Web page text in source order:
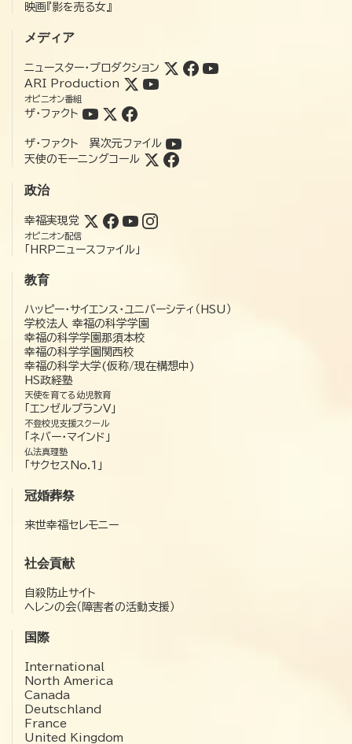
映画『影を売る女』
メディア
ニュースター・プロダクション
ARI Production
オピニオン番組
ザ・ファクト
ザ・ファクト 異次元ファイル
天使のモーニングコール
政治
幸福実現党
オピニオン配信
「HRPニュースファイル」
教育
ハッピー・サイエンス・ユニバーシティ（HSU）
学校法人 幸福の科学学園
幸福の科学学園那須本校
幸福の科学学園関西校
幸福の科学大学(仮称/現在構想中)
HS政経塾
天使を育てる幼児教育
「エンゼルプランV」
不登校児支援スクール
「ネバー・マインド」
仏法真理塾
「サクセスNo.1」
冠婚葬祭
来世幸福セレモニー
社会貢献
自殺防止サイト
ヘレンの会（障害者の活動支援）
国際
International
North America
Canada
Deutschland
France
United Kingdom